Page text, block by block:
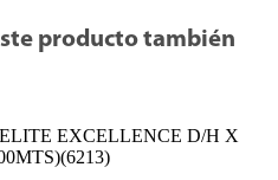
producto también